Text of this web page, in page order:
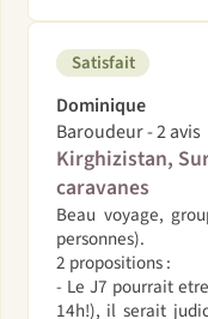
Satisfait
Dominique
Baroudeur - 2 avis
Kirghizistan,
caravanes
Beau voyage,
personnes).
2 propositions :
- Le J7 pourrait
14h!), il serait